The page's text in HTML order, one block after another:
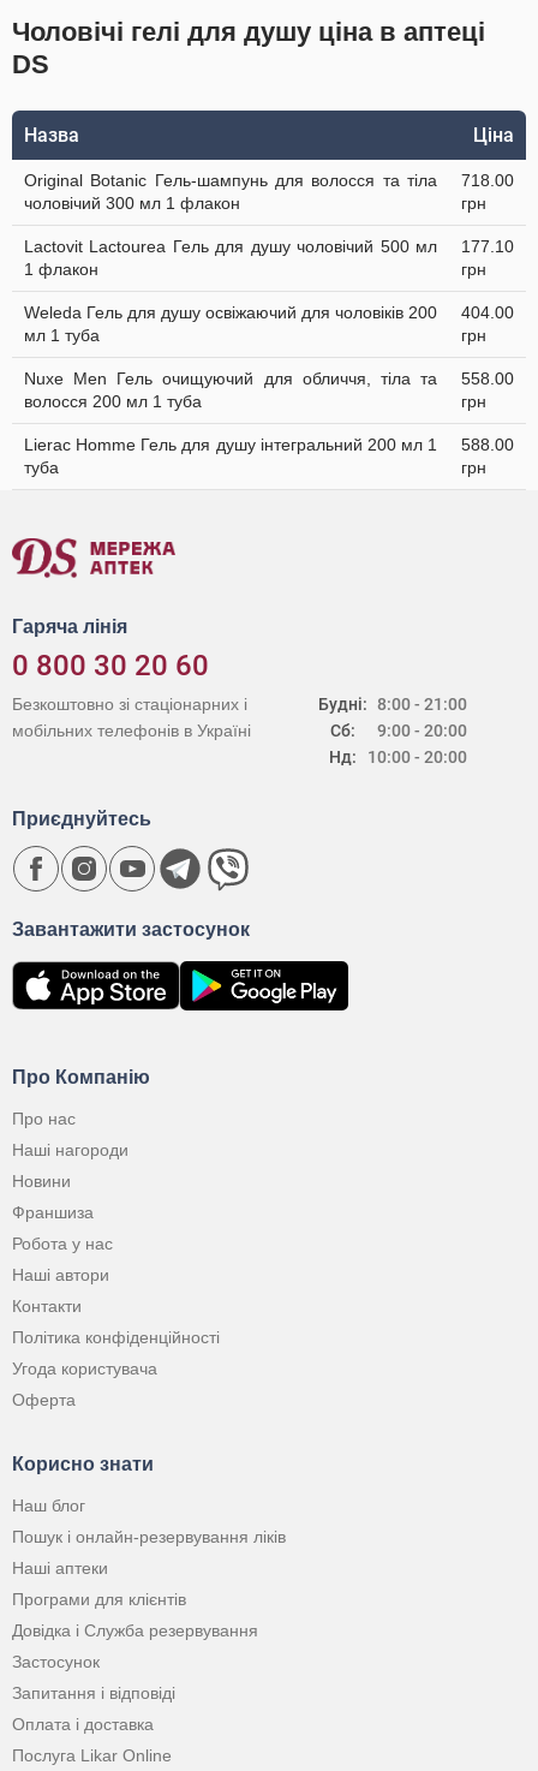
Чоловічі гелі для душу ціна в аптеці
DS
Назва Ціна
Original Botanic Гель-шампунь для волосся та тіла
чоловічий 300 мл 1 флакон
718.00
грн
Lactovit Lactourea Гель для душу чоловічий 500 мл
1 флакон
177.10
грн
Weleda Гель для душу освіжаючий для чоловіків 200
мл 1 туба
404.00
грн
Nuxe Men Гель очищуючий для обличчя, тіла та
волосся 200 мл 1 туба
558.00
грн
Lierac Homme Гель для душу інтегральний 200 мл 1
туба
588.00
грн
Гаряча лінія
0 800 30 20 60
Будні:
Сб:
Нд:
8:00 - 21:00
9:00 - 20:00
10:00 - 20:00
Безкоштовно зі стаціонарних і
мобільних телефонів в Україні
Про Компанію
Про нас
Наші нагороди
Новини
Франшиза
Робота у нас
Наші автори
Контакти
Політика конфіденційності
Угода користувача
Оферта
Корисно знати
Наш блог
Пошук і онлайн-резервування ліків
Наші аптеки
Програми для клієнтів
Довідка і Служба резервування
Застосунок
Запитання і відповіді
Оплата і доставка
Послуга Likar Online
Завантажити застосунок
Приєднуйтесь